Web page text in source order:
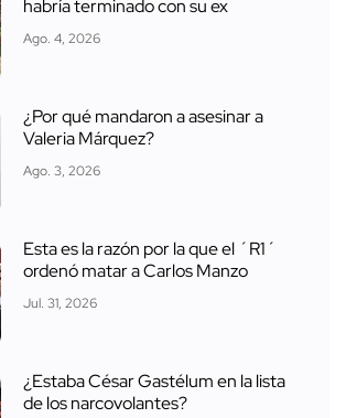
habría terminado con su ex
Ago. 4, 2026
¿Por qué mandaron a asesinar a
Valeria Márquez?
Ago. 3, 2026
Esta es la razón por la que el ´R1´
ordenó matar a Carlos Manzo
Jul. 31, 2026
¿Estaba César Gastélum en la lista
de los narcovolantes?